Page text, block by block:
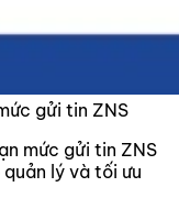
gửi tin ZNS
mức gửi tin ZNS
lý và tối ưu